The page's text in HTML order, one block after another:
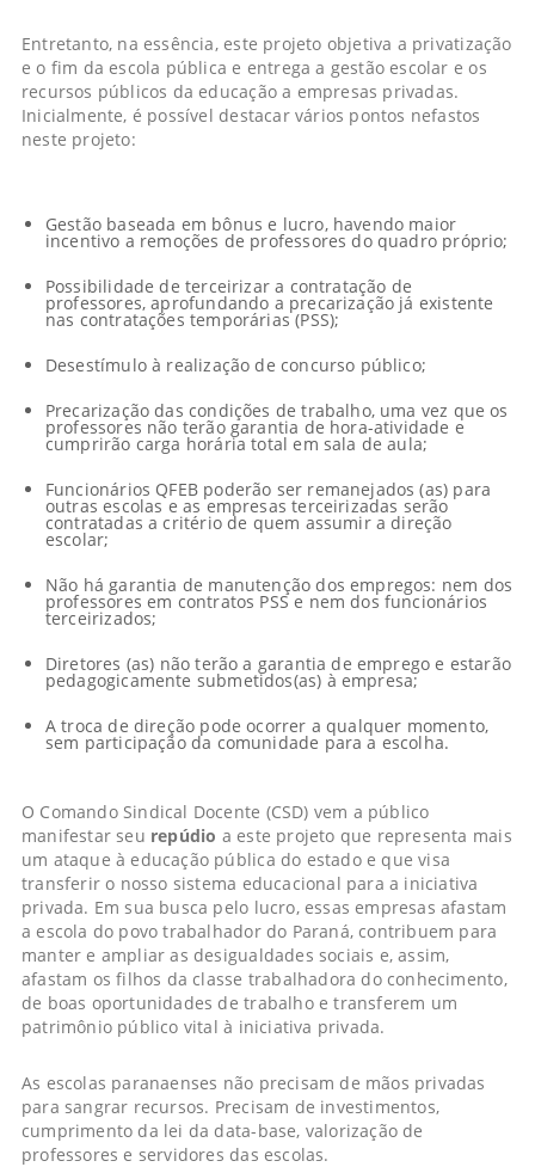
Entretanto, na essência, este projeto objetiva a privatização
e o fim da escola pública e entrega a gestão escolar e os
recursos públicos da educação a empresas privadas.
Inicialmente, é possível destacar vários pontos nefastos
neste projeto:
Gestão baseada em bônus e lucro, havendo maior
incentivo a remoções de professores do quadro próprio;
Possibilidade de terceirizar a contratação de
professores, aprofundando a precarização já existente
nas contratações temporárias (PSS);
Desestímulo à realização de concurso público;
Precarização das condições de trabalho, uma vez que os
professores não terão garantia de hora-atividade e
cumprirão carga horária total em sala de aula;
Funcionários QFEB poderão ser remanejados (as) para
outras escolas e as empresas terceirizadas serão
contratadas a critério de quem assumir a direção
escolar;
Não há garantia de manutenção dos empregos: nem dos
professores em contratos PSS e nem dos funcionários
terceirizados;
Diretores (as) não terão a garantia de emprego e estarão
pedagogicamente submetidos(as) à empresa;
A troca de direção pode ocorrer a qualquer momento,
sem participação da comunidade para a escolha.
O Comando Sindical Docente (CSD) vem a público
manifestar seu repúdio a este projeto que representa mais
um ataque à educação pública do estado e que visa
transferir o nosso sistema educacional para a iniciativa
privada. Em sua busca pelo lucro, essas empresas afastam
a escola do povo trabalhador do Paraná, contribuem para
manter e ampliar as desigualdades sociais e, assim,
afastam os filhos da classe trabalhadora do conhecimento,
de boas oportunidades de trabalho e transferem um
patrimônio público vital à iniciativa privada.
As escolas paranaenses não precisam de mãos privadas
para sangrar recursos. Precisam de investimentos,
cumprimento da lei da data-base, valorização de
professores e servidores das escolas.